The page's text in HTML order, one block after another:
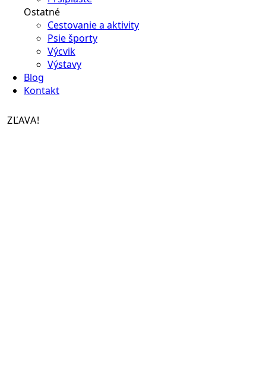
Ostatné
Cestovanie a aktivity
Psie športy
Výcvik
Výstavy
Blog
Kontakt
ZĽAVA!